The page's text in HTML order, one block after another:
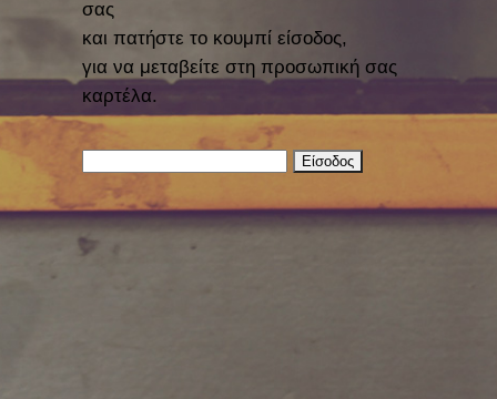
σας
και πατήστε το κουμπί είσοδος,
για να μεταβείτε στη προσωπική σας
καρτέλα.